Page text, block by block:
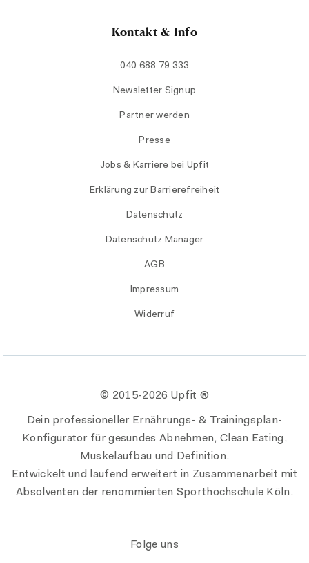
Kontakt & Info
040 688 79 333
Newsletter Signup
Partner werden
Presse
Jobs & Karriere bei Upfit
Erklärung zur Barrierefreiheit
Datenschutz
Datenschutz Manager
AGB
Impressum
Widerruf
© 2015-2026 Upfit ®
Dein professioneller Ernährungs- & Trainingsplan-
Konfigurator für gesundes Abnehmen, Clean Eating,
Muskelaufbau und Definition.
Entwickelt und laufend erweitert in Zusammenarbeit mit
Absolventen der renommierten Sporthochschule Köln.
Folge uns